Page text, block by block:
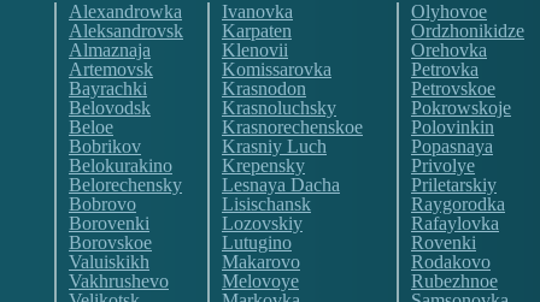
Alexandrowka
Aleksandrovsk
Almaznaja
Artemovsk
Bayrachki
Belovodsk
Beloe
Bobrikov
Belokurakino
Belorechensky
Bobrovo
Borovenki
Borovskoe
Valuiskikh
Vakhrushevo
Ivanovka
Karpaten
Klenovii
Komissarovka
Krasnodon
Krasnoluchsky
Krasnorechenskoe
Krasniy Luch
Krepensky
Lesnaya Dacha
Lisischansk
Lozovskiy
Lutugino
Makarovo
Melovoye
Olyhovoe
Ordzhonikidze
Orehovka
Petrovka
Petrovskoe
Pokrowskoje
Polovinkin
Popasnaya
Privolye
Priletarskiy
Raygorodka
Rafaylovka
Rovenki
Rodakovo
Rubezhnoe